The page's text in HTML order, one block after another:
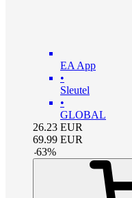
EA App
•
Sleutel
•
GLOBAL
26.23 EUR
69.99 EUR
-63%